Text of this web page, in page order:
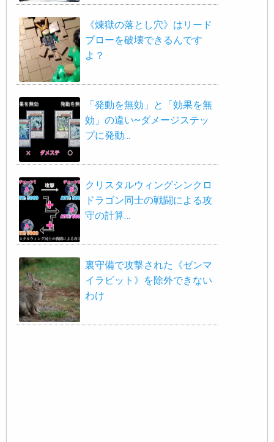
《煉獄の落とし穴》はリード
ブローを破壊できるんです
よ？
「発動を無効」と「効果を無
効」の違い~ダメージステッ
プに発動…
クリスタルウィングシンクロ
ドラゴン同士の戦闘による攻
守の計算…
裏守備で攻撃された《ゼンマ
イラビット》を除外できない
わけ